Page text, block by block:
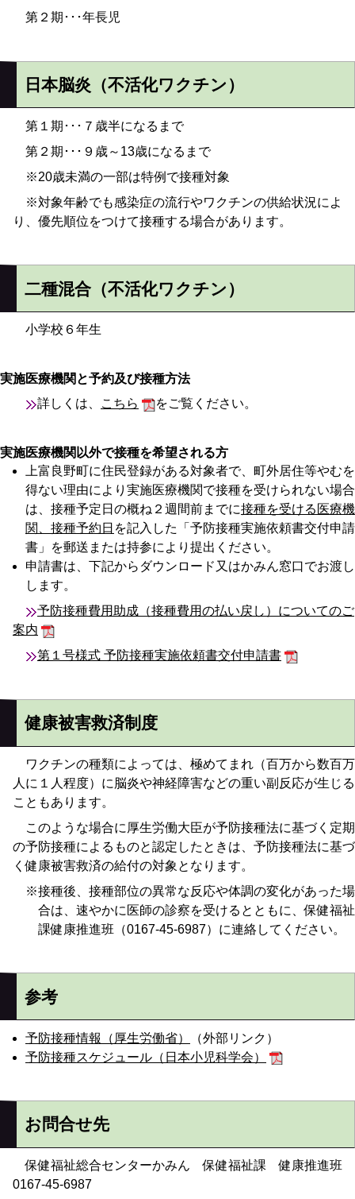
第２期･･･年長児
日本脳炎（不活化ワクチン）
第１期･･･７歳半になるまで
第２期･･･９歳～13歳になるまで
※20歳未満の一部は特例で接種対象
※対象年齢でも感染症の流行やワクチンの供給状況によ
り、優先順位をつけて接種する場合があります。
二種混合（不活化ワクチン）
小学校６年生
実施医療機関と予約及び接種方法
詳しくは、
こちら をご覧ください。
実施医療機関以外で接種を希望される方
上富良野町に住民登録がある対象者で、町外居住等やむを
得ない理由により実施医療機関で接種を受けられない場合
は、接種予定日の概ね２週間前までに接種を受ける医療機
関、接種予約日 を記入した「予防接種実施依頼書交付申請
書」を郵送または持参により提出ください。
申請書は、下記からダウンロード又はかみん窓口でお渡し
します。
予防接種費用助成（接種費用の払い戻し）についてのご
案内
第１号様式 予防接種実施依頼書交付申請書
健康被害救済制度
ワクチンの種類によっては、極めてまれ（百万から数百万
人に１人程度）に脳炎や神経障害などの重い副反応が生じる
こともあります。
このような場合に厚生労働大臣が予防接種法に基づく定期
の予防接種によるものと認定したときは、予防接種法に基づ
く健康被害救済の給付の対象となります。
接種後、接種部位の異常な反応や体調の変化があった場
合は、速やかに医師の診察を受けるとともに、保健福祉
課健康推進班（0167-45-6987）に連絡してください。
参考
予防接種情報（厚生労働省）
（外部リンク）
予防接種スケジュール（日本小児科学会）
お問合せ先
保健福祉総合センターかみん 保健福祉課 健康推進班
0167-45-6987